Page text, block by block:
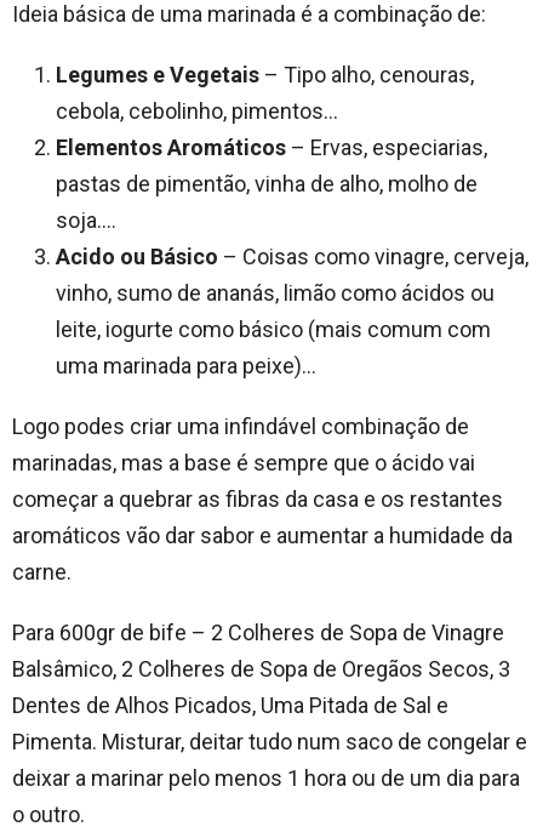
Ideia básica de uma marinada é a combinação de:
Legumes e Vegetais – Tipo alho, cenouras,
cebola, cebolinho, pimentos…
Elementos Aromáticos – Ervas, especiarias,
pastas de pimentão, vinha de alho, molho de
soja….
Acido ou Básico – Coisas como vinagre, cerveja,
vinho, sumo de ananás, limão como ácidos ou
leite, iogurte como básico (mais comum com
uma marinada para peixe)…
Logo podes criar uma infindável combinação de
marinadas, mas a base é sempre que o ácido vai
começar a quebrar as fibras da casa e os restantes
aromáticos vão dar sabor e aumentar a humidade da
carne.
Para 600gr de bife – 2 Colheres de Sopa de Vinagre
Balsâmico, 2 Colheres de Sopa de Oregãos Secos, 3
Dentes de Alhos Picados, Uma Pitada de Sal e
Pimenta. Misturar, deitar tudo num saco de congelar e
deixar a marinar pelo menos 1 hora ou de um dia para
o outro.